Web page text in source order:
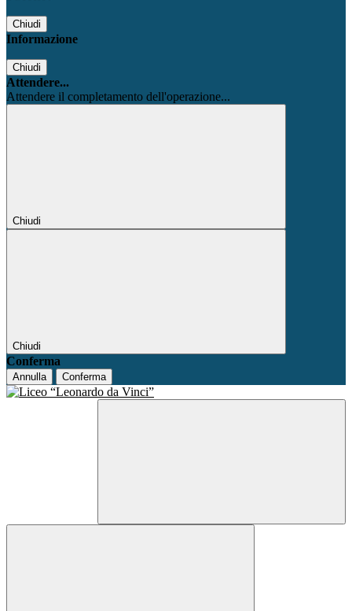
Chiudi
Informazione
Chiudi
Attendere...
Attendere il completamento dell'operazione...
Chiudi
Chiudi
Conferma
Annulla Conferma